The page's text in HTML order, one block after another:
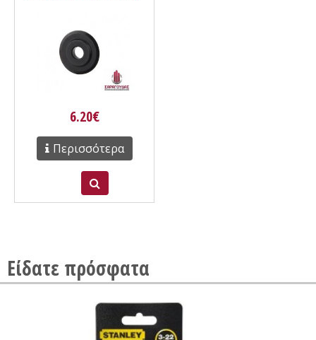
6.20€
Περισσότερα
Είδατε πρόσφατα